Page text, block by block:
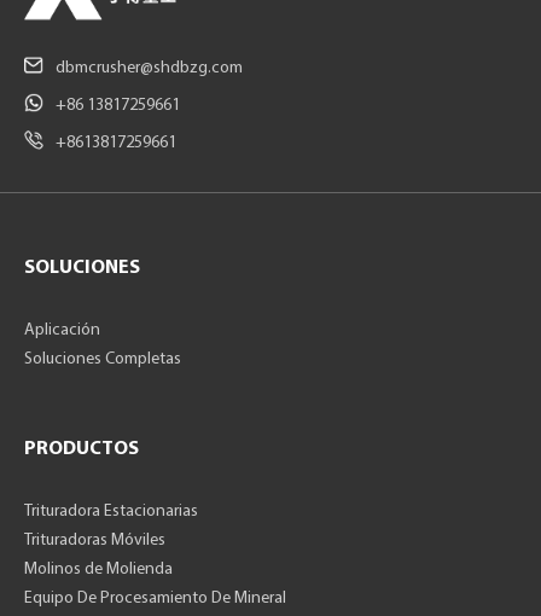
dbmcrusher@shdbzg.com
+86 13817259661
+8613817259661
SOLUCIONES
Aplicación
Soluciones Completas
PRODUCTOS
Trituradora Estacionarias
Trituradoras Móviles
Molinos de Molienda
Equipo De Procesamiento De Mineral